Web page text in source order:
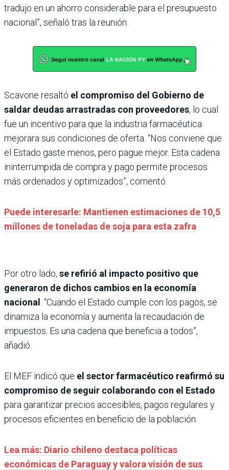
tradujo en un ahorro considerable para el presupuesto
nacional”, señaló tras la reunión.
Scavone resaltó el compromiso del Gobierno de
saldar deudas arrastradas con proveedores, lo cual
fue un incentivo para que la industria farmacéutica
mejorara sus condiciones de oferta. “Nos conviene que
el Estado gaste menos, pero pague mejor. Esta cadena
ininterrumpida de compra y pago permite procesos
más ordenados y optimizados”, comentó.
Puede interesarle: Mantienen estimaciones de 10,5
millones de toneladas de soja para esta zafra
Por otro lado, se refirió al impacto positivo que
generaron de dichos cambios en la economía
nacional . “Cuando el Estado cumple con los pagos, se
dinamiza la economía y aumenta la recaudación de
impuestos. Es una cadena que beneficia a todos”,
añadió.
El MEF indicó que el sector farmacéutico reafirmó su
compromiso de seguir colaborando con el Estado
para garantizar precios accesibles, pagos regulares y
procesos eficientes en beneficio de la población.
Lea más: Diario chileno destaca políticas
económicas de Paraguay y valora visión de sus